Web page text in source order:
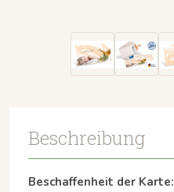
Beschreibung
Beschaffenheit der Karte: